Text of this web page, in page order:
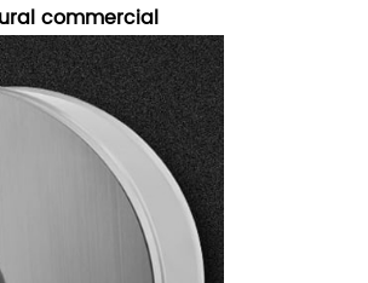
commercial